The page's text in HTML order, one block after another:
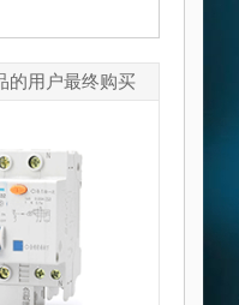
的用户最终购买